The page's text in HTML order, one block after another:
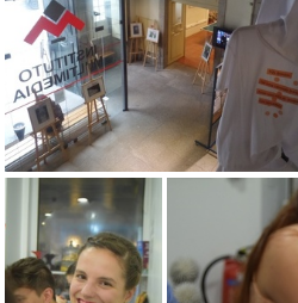
SAM 9037-1024x768